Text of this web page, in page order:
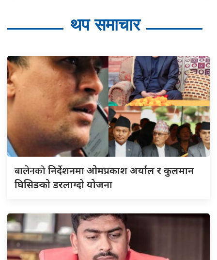
थप समाचार
बालेनकोनिर्देशनमा ओमप्रकाश अर्याल र कुलमान
घिसिङको डरलाग्दो योजना